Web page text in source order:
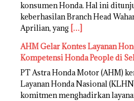
konsumen Honda. Hal ini
keberhasilan Branch Head
Aprilian, yang […]
AHM Gelar Kontes Layanan
Kompetensi Honda People di
PT Astra Honda Motor (AHM)
Layanan Honda Nasional
komitmen menghadirkan